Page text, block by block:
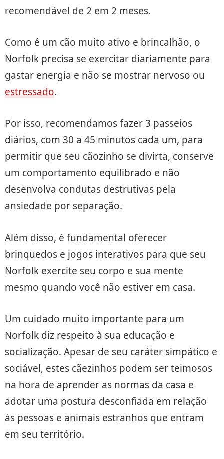
recomendável de 2 em 2 meses.
Como é um cão muito ativo e brincalhão, o
Norfolk precisa se exercitar diariamente para
gastar energia e não se mostrar nervoso ou
estressado.
Por isso, recomendamos fazer 3 passeios
diários, com 30 a 45 minutos cada um, para
permitir que seu cãozinho se divirta, conserve
um comportamento equilibrado e não
desenvolva condutas destrutivas pela
ansiedade por separação.
Além disso, é fundamental oferecer
brinquedos e jogos interativos para que seu
Norfolk exercite seu corpo e sua mente
mesmo quando você não estiver em casa.
Um cuidado muito importante para um
Norfolk diz respeito à sua educação e
socialização. Apesar de seu caráter simpático e
sociável, estes cãezinhos podem ser teimosos
na hora de aprender as normas da casa e
adotar uma postura desconfiada em relação
às pessoas e animais estranhos que entram
em seu território.